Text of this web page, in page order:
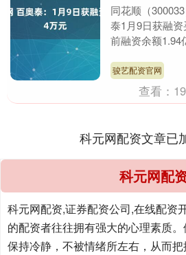
同花顺（
泰1月9日获融
前融资余额1.94
骏艺配资官网
查看：
科元网配资文章已
科元网配
科元网配资,证券配资公司,在线配资
的配资者往往拥有强大的心理素质
保持冷静，不被情绪所左右，从而把